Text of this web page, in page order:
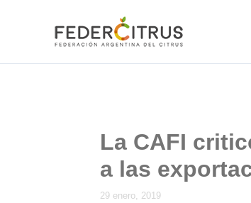
La CAFI
a las
29 enero, 2019